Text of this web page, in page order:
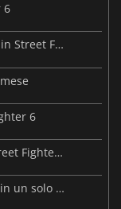
6
Akuma è il nuovo personaggio giocabile in Street Fighter 6
6
Rashid è il primo personaggio DLC di Street Fighter 6 ad aggiungersi al roster
Street Fighter 6 batte il record di Steam in un solo giorno